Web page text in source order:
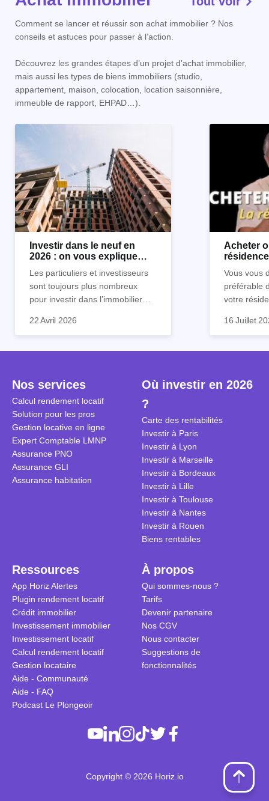
Comment se lancer et réussir son achat immobilier ? Nos
conseils et astuces pour passer à l’action.
Découvrez les grandes étapes d’un projet d’achat immobilier,
mais aussi les types de biens immobiliers (studio,
appartement, maison, colocation, location saisonnière,
immeuble de rapport, EHPAD…).
Investir dans le neuf en
2026 : on vous explique
Les particuliers et investisseurs
sont toujours plus nombreux
pour investir dans l’immobilier
nombreux avantages à choisir ce
expliquons tout dans cet article.
22 Avril 2026
Acheter
Vous vous
préférable
votre
pour
la règle
secondes
fenêtres"
sécuriser
16 Juillet
Nos services
Calcul rendement locatif
Solution pour les pros
Gestion locative en ligne
Expert Comptable LMNP
Assurance PNO
Assurance GLI
Assurance habitation
Où investir en 2026
?
Carte des rentabilités
Investir à Paris
Investir à Lyon
Investir à Marseille
Investir à Bordeaux
Investir à Lille
Investir à Toulouse
Investir à Nantes
Investir à Rouen
Biens rentables
Ressources
App Horiz Alertes
Plugin rendement locatif
Crédit immobilier
Investissement immobilier
Investissement locatif
Calcul rendement locatif
Gestion locataire
Aide - Communauté
Aide - FAQ
Podcast Le Plongeoir
À propos
Qui sommes-nous ?
Tarifs
Devenir partenaire
Nos CGV
Nous contacter
Suggestions de
fonctionnalités
Copyright © 2026 Horiz.io